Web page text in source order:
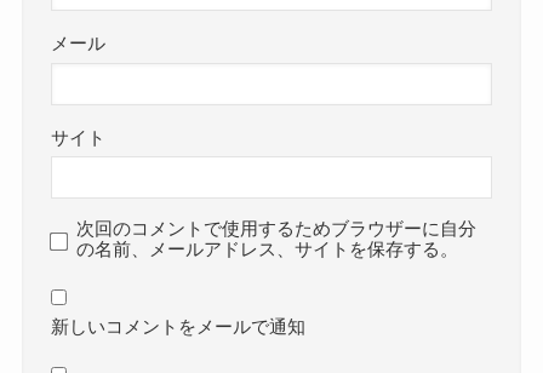
メール
サイト
次回のコメントで使用するためブラウザーに自分
の名前、メールアドレス、サイトを保存する。
新しいコメントをメールで通知